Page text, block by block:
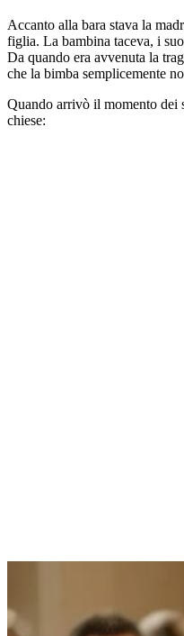
Accanto alla bara stava la
figlia. La bambina taceva, i
Da quando era avvenuta la
che la bimba semplicemente
Quando arrivò il momento dei
chiese: